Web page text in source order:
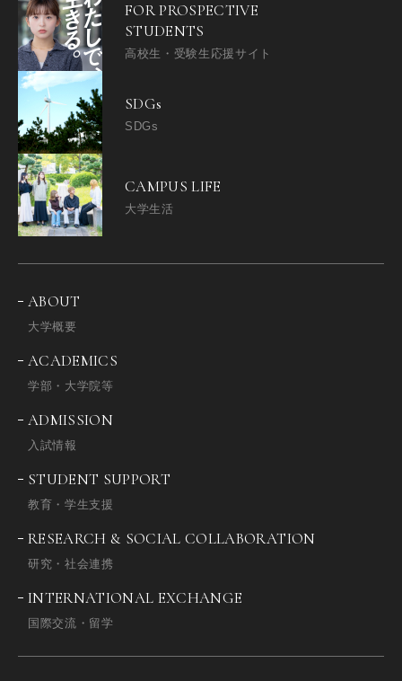
FOR PROSPECTIVE
STUDENTS
高校生・受験生応援サイト
SDGs
SDGs
CAMPUS LIFE
大学生活
ABOUT
大学概要
ACADEMICS
学部・大学院等
ADMISSION
入試情報
STUDENT SUPPORT
教育・学生支援
RESEARCH & SOCIAL COLLABORATION
研究・社会連携
INTERNATIONAL EXCHANGE
国際交流・留学